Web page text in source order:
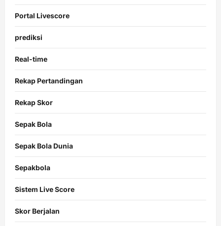
Portal Livescore
prediksi
Real-time
Rekap Pertandingan
Rekap Skor
Sepak Bola
Sepak Bola Dunia
Sepakbola
Sistem Live Score
Skor Berjalan